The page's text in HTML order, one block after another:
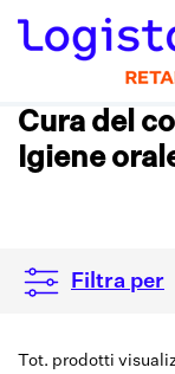
Cura del
Igiene
Filtra per
Tot. prodotti